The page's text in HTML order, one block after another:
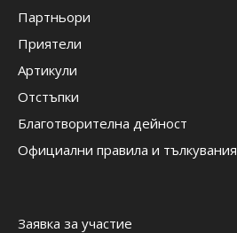
Партньори
Приятели
Артикули
Отстъпки
Благотворителна дейност
Официални правила и тълкувания
Заявка за участие